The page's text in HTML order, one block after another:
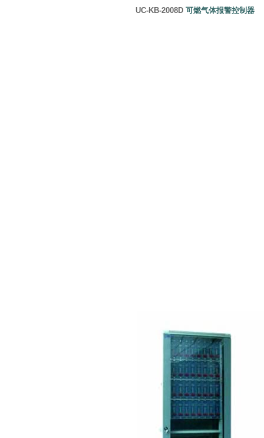
UC-KB-2008D 可燃气体报警控制器